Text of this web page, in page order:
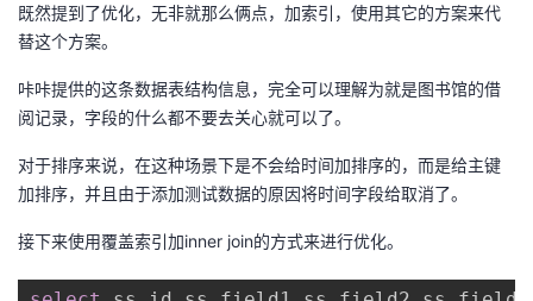
既然提到了优化，无非就那么俩点，加索引，使用其它的方案来代
替这个方案。
咔咔提供的这条数据表结构信息，完全可以理解为就是图书馆的借
阅记录，字段的什么都不要去关心就可以了。
对于排序来说，在这种场景下是不会给时间加排序的，而是给主键
加排序，并且由于添加测试数据的原因将时间字段给取消了。
接下来使用覆盖索引加inner join的方式来进行优化。